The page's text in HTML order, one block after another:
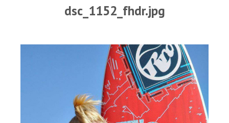
Виртуальный тур Ганет Синай
Дахаб
ВиндСерфКидс
Новости
Медиа
dsc_1152_fhdr.jpg